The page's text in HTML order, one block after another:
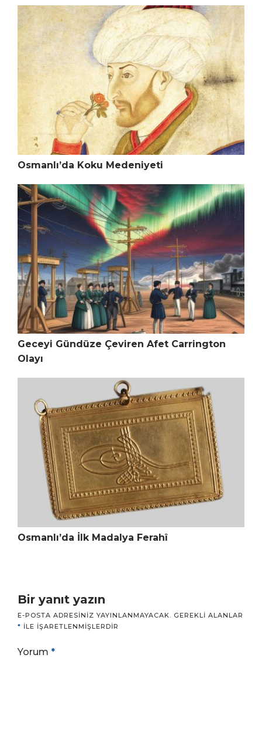
Osmanlı’da Koku Medeniyeti
Geceyi Gündüze Çeviren Afet Carrington
Olayı
Osmanlı’da İlk Madalya Ferahî
Bir yanıt yazın
E-POSTA ADRESINIZ YAYINLANMAYACAK. GEREKLI ALANLAR
* ILE IŞARETLENMIŞLERDIR
Yorum *